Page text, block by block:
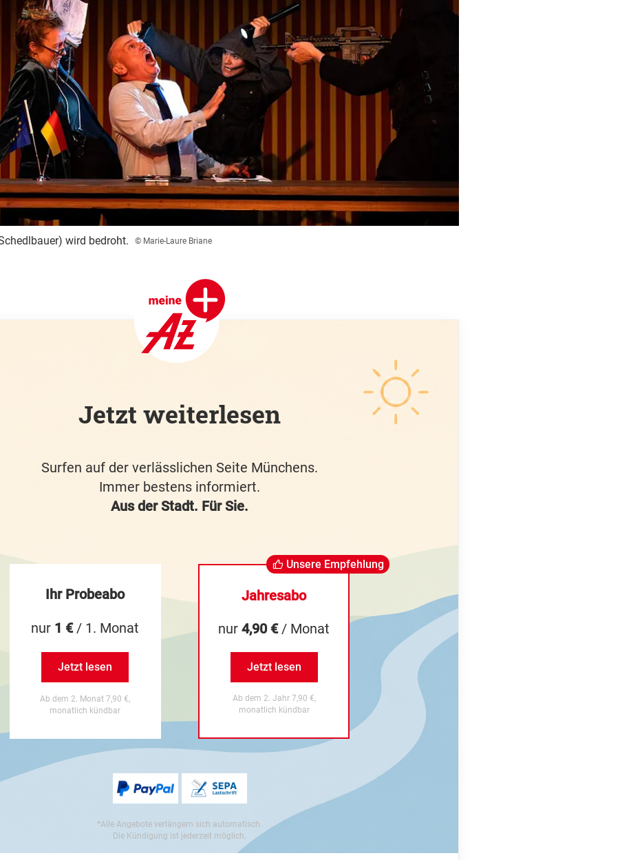
wird bedroht. © Marie-Laure Briane
Jetzt weiterlesen
Surfen auf der verlässlichen Seite Münchens.
Immer bestens informiert.
Aus der Stadt. Für Sie.
Ihr Probeabo
nur 1 €/ 1. Monat
Jetzt lesen
Ab dem 2. Monat 7,90 €,
monatlich kündbar
Unsere Empfehlung
Jahresabo
nur4,90 €/ Monat
Jetzt lesen
Ab dem 2. Jahr 7,90 €,
monatlich kündbar
*Alle Angebote verlängern sich automatisch.
Die Kündigung ist jederzeit möglich.